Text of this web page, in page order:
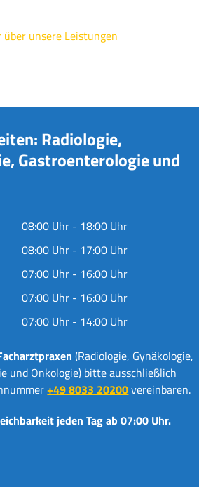
über unsere Leistungen
Radiologie,
Gastroenterologie und
08:00 Uhr - 18:00 Uhr
08:00 Uhr - 17:00 Uhr
07:00 Uhr - 16:00 Uhr
07:00 Uhr - 16:00 Uhr
07:00 Uhr - 14:00 Uhr
(Radiologie, Gynäkologie,
und Onkologie) bitte ausschließlich
+49 8033 20200vereinbaren.
jeden Tag ab 07:00 Uhr.